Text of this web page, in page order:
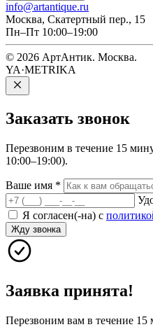
info@artantique.ru
Москва, Скатертный пер., 15
Пн–Пт 10:00–19:00
© 2026 АртАнтик. Москва.
YA·METRIKA
Заказать звонок
Перезвоним в течение 15
10:00–19:00).
Ваше имя *
Я согласен(-на) с
Жду звонка
Заявка принята!
Перезвоним вам в течение 15